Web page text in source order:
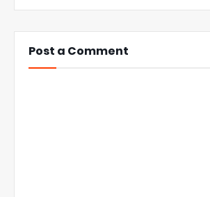
Post a Comment